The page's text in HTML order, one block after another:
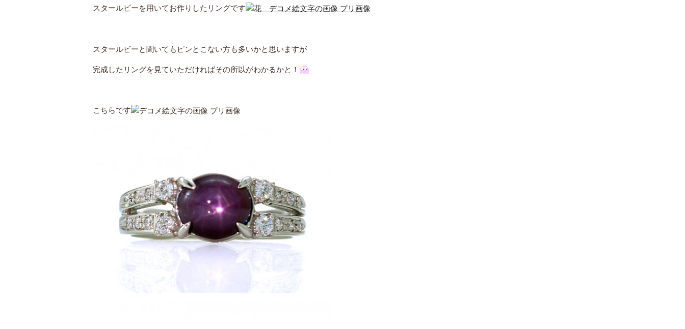
スタールビーを用いてお作りしたリングです
スタールビーと聞いてもピンとこない方も多いかと思いますが
完成したリングを見ていただければその所以がわかるかと！
こちらです